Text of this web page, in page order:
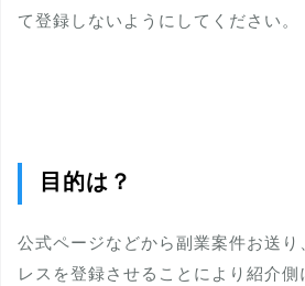
て登録しないようにしてください。
目的は？
公式ページなどから副業案件お送り
レスを登録させることにより紹介側